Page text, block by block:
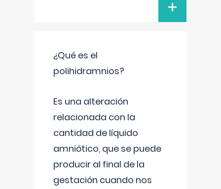
+
¿Qué es el
polihidramnios?
Es una alteración
relacionada con la
cantidad de líquido
amniótico, que se puede
producir al final de la
gestación cuando nos